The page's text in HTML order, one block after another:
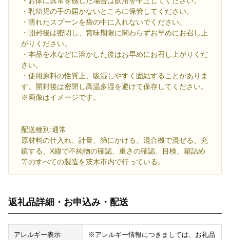
・乳幼児の手の届かないところに保管してください。
・濡れたスプーンを袋の中に入れないでください。
・開封後は密閉し、賞味期限に関わらずお早めにお召し上
がりください。
・本品を水などに溶かした後はお早めにお召し上がりくだ
さい。
・使用原料の性質上、吸湿しやすく固結することがありま
す。開封後は密閉し高温多湿を避けて保存してください。
※画像はイメージです。
配送種別:通常
原材料の仕入れ、計量、篩にかける、混合機で混ぜる、充
鎮する、X線で不純物の確認、重さの確認、目検、箱詰め
等のすべての製造を茨木市内で行っている。
返礼品詳細・お申込み・配送
アレルギー表示 ※アレルギー情報につきましては、お礼品